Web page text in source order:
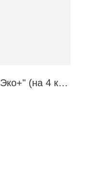
Контейнерная площадка "Эко+" (на 4 контейнера)